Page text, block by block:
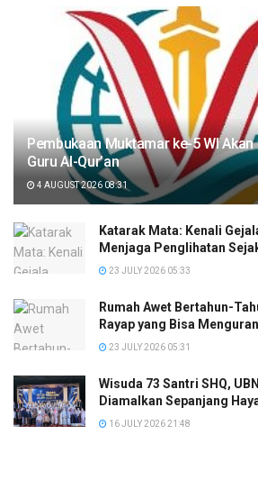
Pembukaan Muktamar ke-5 WI Akan
Guru Al-Qur’an
4 AUGUST 2026 08:31
Katarak Mata: Kenali
Menjaga Penglihatan
23 JULY 2026 05:33
Rumah Awet Bertahun-
Rayap yang Bisa
23 JULY 2026 05:31
Wisuda 73 Santri SHQ,
Diamalkan Sepanjang
16 JULY 2026 21:48